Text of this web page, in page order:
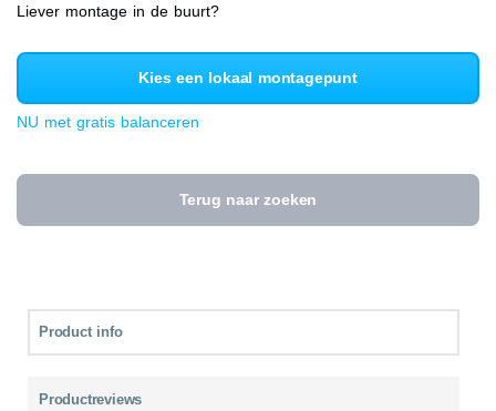
Liever montage in de buurt?
Kies een lokaal montagepunt
NU met gratis balanceren
Terug naar zoeken
Product info
Productreviews